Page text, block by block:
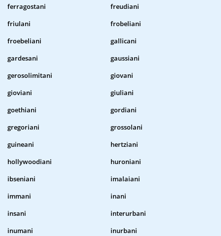
ferragostani
freudiani
friulani
frobeliani
froebeliani
gallicani
gardesani
gaussiani
gerosolimitani
giovani
gioviani
giuliani
goethiani
gordiani
gregoriani
grossolani
guineani
hertziani
hollywoodiani
huroniani
ibseniani
imalaiani
immani
inani
insani
interurbani
inumani
inurbani